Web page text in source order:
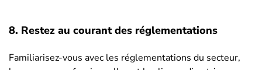
8. Restez au courant des réglementations
Familiarisez-vous avec les réglementations du secteur,